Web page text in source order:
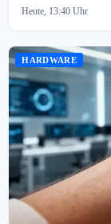
Heute, 13:40 Uhr
HARDWARE